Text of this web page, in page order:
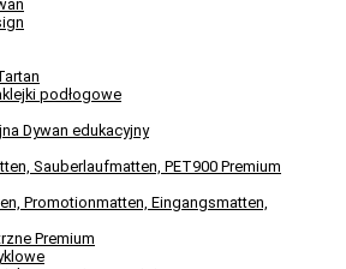
podłogowe
Dywan edukacyjny
Sauberlaufmatten, PET900 Premium
Promotionmatten, Eingangsmatten,
Premium